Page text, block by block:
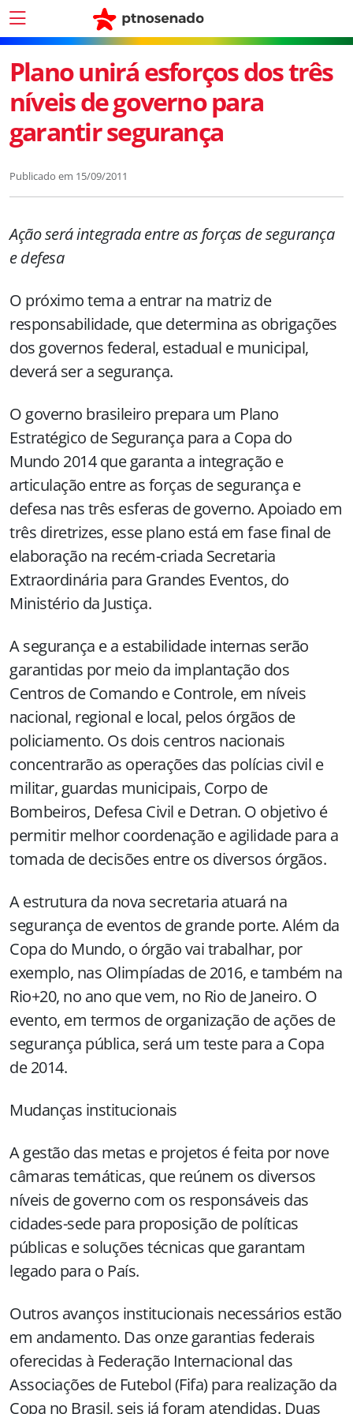
Plano unirá esforços dos três
níveis de governo para
garantir segurança
Publicado em 15/09/2011
Ação será integrada entre as forças de segurança
e defesa
O próximo tema a entrar na matriz de
responsabilidade, que determina as obrigações
dos governos federal, estadual e municipal,
deverá ser a segurança.
O governo brasileiro prepara um Plano
Estratégico de Segurança para a Copa do
Mundo 2014 que garanta a integração e
articulação entre as forças de segurança e
defesa nas três esferas de governo. Apoiado em
três diretrizes, esse plano está em fase final de
elaboração na recém-criada Secretaria
Extraordinária para Grandes Eventos, do
Ministério da Justiça.
A segurança e a estabilidade internas serão
garantidas por meio da implantação dos
Centros de Comando e Controle, em níveis
nacional, regional e local, pelos órgãos de
policiamento. Os dois centros nacionais
concentrarão as operações das polícias civil e
militar, guardas municipais, Corpo de
Bombeiros, Defesa Civil e Detran. O objetivo é
permitir melhor coordenação e agilidade para a
tomada de decisões entre os diversos órgãos.
A estrutura da nova secretaria atuará na
segurança de eventos de grande porte. Além da
Copa do Mundo, o órgão vai trabalhar, por
exemplo, nas Olimpíadas de 2016, e também na
Rio+20, no ano que vem, no Rio de Janeiro. O
evento, em termos de organização de ações de
segurança pública, será um teste para a Copa
de 2014.
Mudanças institucionais
A gestão das metas e projetos é feita por nove
câmaras temáticas, que reúnem os diversos
níveis de governo com os responsáveis das
cidades-sede para proposição de políticas
públicas e soluções técnicas que garantam
legado para o País.
Outros avanços institucionais necessários estão
em andamento. Das onze garantias federais
oferecidas à Federação Internacional das
Associações de Futebol (Fifa) para realização da
Copa no Brasil, seis já foram atendidas. Duas